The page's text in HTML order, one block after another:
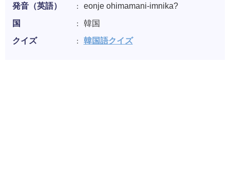
発音（英語）
eonje ohimamani-imnika?
国
韓国
クイズ
韓国語クイズ